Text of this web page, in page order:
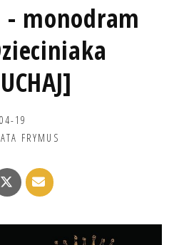
monodram
19
FRYMUS